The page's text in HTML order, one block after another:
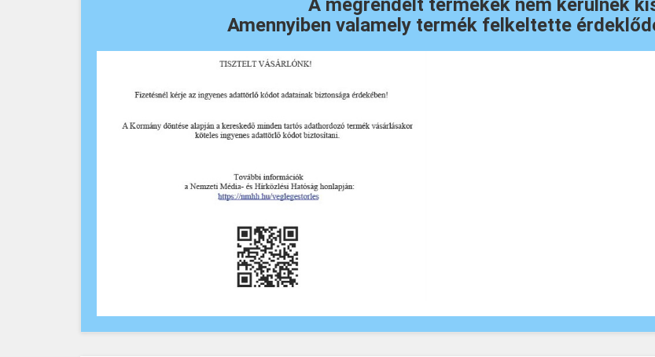
A megrendelt termékek nem kerülnek
Amennyiben valamely termék felkeltette